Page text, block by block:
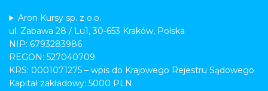
Aron Kursy sp. z o.o.
ul. Zabawa 28 / Lu1, 30-653 Kraków, Polska
NIP: 6793283986
REGON: 527040709
KRS: 0001071275 – wpis do Krajowego Rejestru Sądowego
Kapitał zakładowy: 5000 PLN